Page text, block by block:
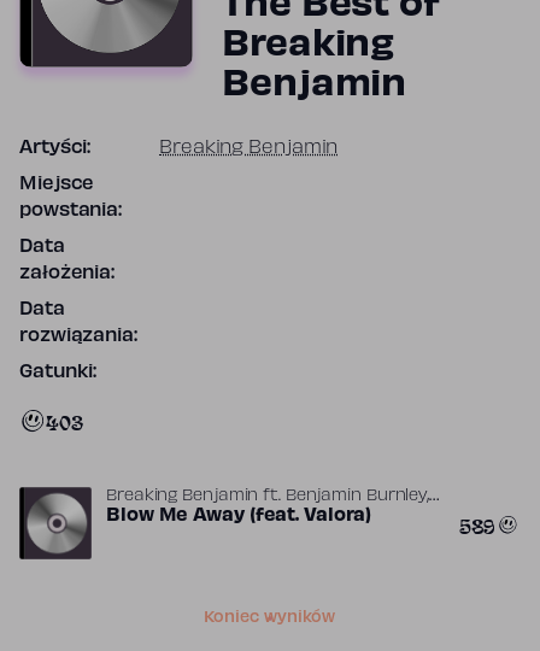
Breaking
Benjamin
Artyści: Breaking Benjamin
Miejsce
powstania:
Data
założenia:
Data
rozwiązania:
Gatunki:
403
Breaking Benjamin ft. Benjamin Burnley,
David Bendeth
Blow Me Away (feat. Valora) 589
Koniec wyników